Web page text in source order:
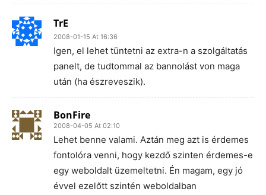
TrE
2008-01-15 At 16:36
Igen, el lehet tüntetni az extra-n a szolgáltatás
panelt, de tudtommal az bannolást von maga
után (ha észreveszik).
BonFire
2008-04-05 At 02:10
Lehet benne valami. Aztán meg azt is érdemes
fontolóra venni, hogy kezdő szinten érdemes-e
egy weboldalt üzemeltetni. Én magam, egy jó
évvel ezelőtt szintén weboldalban